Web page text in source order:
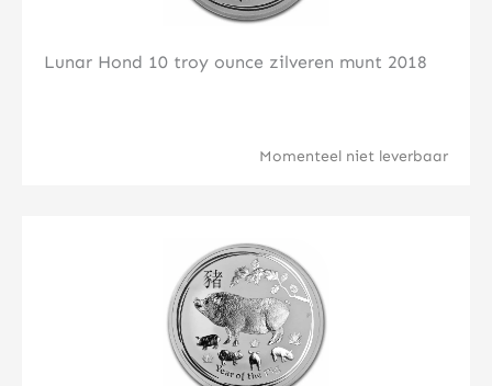
Lunar Hond 10 troy ounce zilveren munt 2018
Momenteel niet leverbaar
Klik hier